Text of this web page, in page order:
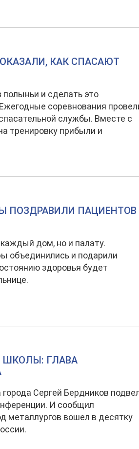
КАК СПАСАЮТ
и сделать это
соревнования
службы. Вместе с
тренировку прибыли и
ПОЗДРАВИЛИ ПАЦИЕНТОВ
дом, но и палату.
объединились и подарили
здоровья будет
ШКОЛЫ: ГЛАВА
города Сергей Бердников
И сообщил
металлургов вошел в десятку